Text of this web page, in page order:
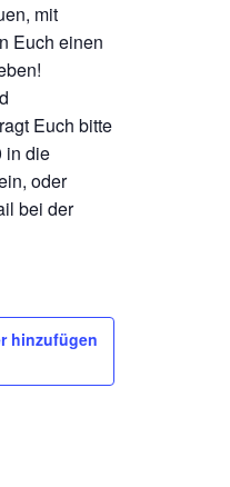
mit
Euch einen
Euch bitte
in die
oder
bei der
hinzufügen